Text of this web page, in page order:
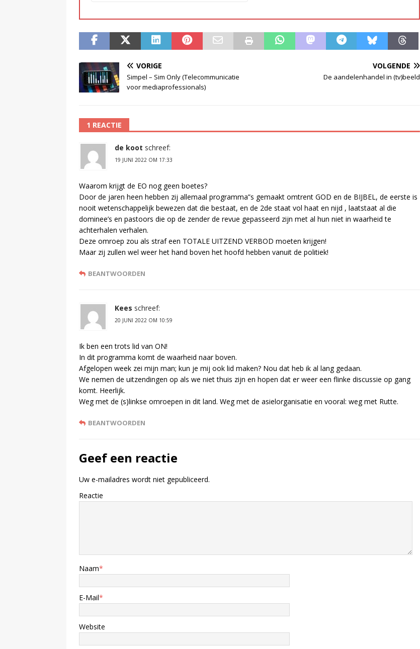
VORIGE
Simpel – Sim Only (Telecommunicatie
voor mediaprofessionals)
VOLGENDE
De aandelenhandel in (tv)beeld
1 REACTIE
de koot schreef:
19 JUNI 2022 OM 17:33
Waarom krijgt de EO nog geen boetes?
Door de jaren heen hebben zij allemaal programma”s gemaakt omtrent GOD en de BIJBEL, de eerste is
nooit wetenschappelijk bewezen dat die bestaat, en de 2de staat vol haat en nijd , laatstaat al die
dominee’s en pastoors die op de zender de revue gepasseerd zijn met al hun niet in waarheid te
achterhalen verhalen.
Deze omroep zou als straf een TOTALE UITZEND VERBOD moeten krijgen!
Maar zij zullen wel weer het hand boven het hoofd hebben vanuit de politiek!
BEANTWOORDEN
Kees schreef:
20 JUNI 2022 OM 10:59
Ik ben een trots lid van ON!
In dit programma komt de waarheid naar boven.
Afgelopen week zei mijn man; kun je mij ook lid maken? Nou dat heb ik al lang gedaan.
We nemen de uitzendingen op als we niet thuis zijn en hopen dat er weer een flinke discussie op gang
komt. Heerlijk.
Weg met de (s)linkse omroepen in dit land. Weg met de asielorganisatie en vooral: weg met Rutte.
BEANTWOORDEN
Geef een reactie
Uw e-mailadres wordt niet gepubliceerd.
Reactie
Naam*
E-Mail*
Website